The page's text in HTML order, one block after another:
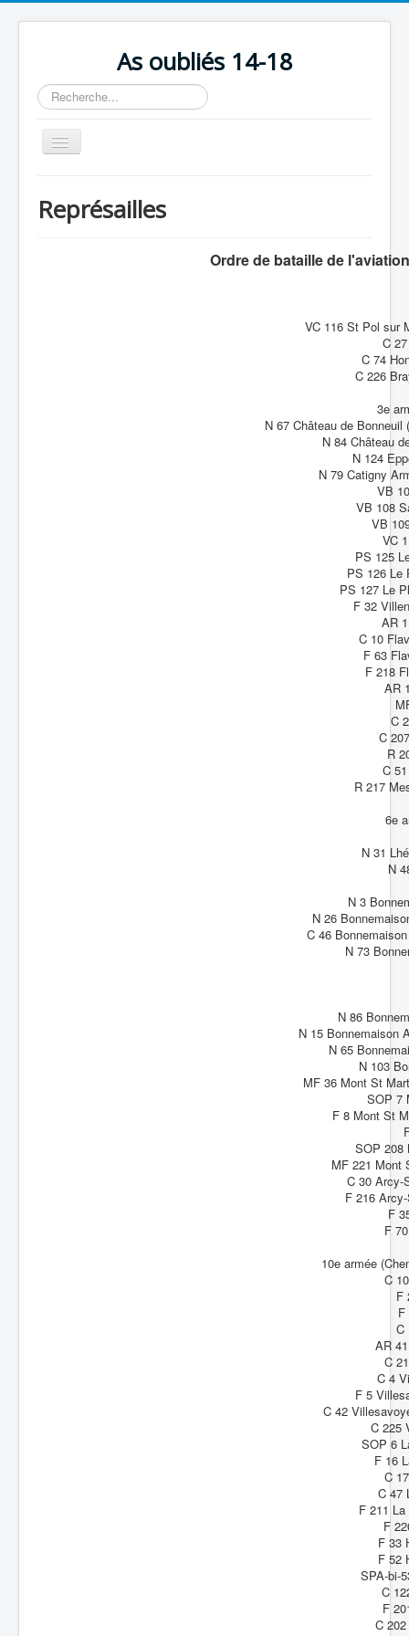
As oubliés 14-18
Rechercher
Basculer
la
Chronologie
Représailles
Ordre de bataille de
VC 116 St Pol sur
C
C 74
C 226
3e
N 67 Château de
N 84 Château
N 124
N 79 Catigny
VB
VB 108
VB
VC
PS 125
PS 126 Le
PS 127 Le
F 32
AR
C 10
F 63
F 218
AR
C
C
R
C
R 217
6e
N 31
N
N 3
N 26
C 46
N 73
N 86
N 15 Bonnemaison
N 65
N 103
MF 36 Mont St
SOP 7
F 8 Mont St
SOP 208
MF 221 Mont
C 30 Arcy-
F 216
F
F
10e armée
C
F
F
C
AR
C
C 4
F 5
C 42
C 225
SOP 6
F 16
C
C 47
F 211
F
F 33
F 52
SPA-bi-
C
F
C